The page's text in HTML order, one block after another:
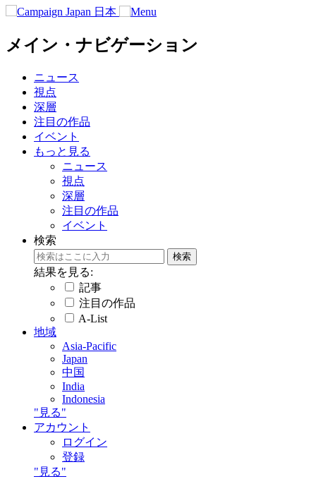
メイン・ナビゲーション
ニュース
視点
深層
注目の作品
イベント
もっと見る
ニュース
視点
深層
注目の作品
イベント
検索
結果を見る:
記事
注目の作品
A-List
地域
Asia-Pacific
Japan
中国
India
Indonesia
"見る"
アカウント
ログイン
登録
"見る"